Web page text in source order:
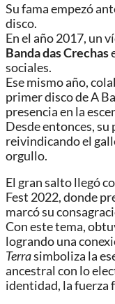
Su fama empezó
disco.
En el año 2017, un
Banda das Crechas
sociales.
Ese mismo año,
primer disco de A
presencia en la
Desde entonces, su
reivindicando el
orgullo.
El gran salto llegó
Fest 2022, donde
marcó su
Con este tema,
logrando una
Terrasimboliza la
ancestral con lo
identidad, la fuerza